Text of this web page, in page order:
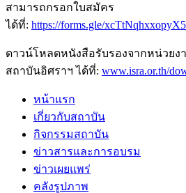
สามารถกรอกใบสมัคร
ได้ที่: https://forms.gle/
ดาวน์โหลดหนังสือรับรองจากหน่วยง
สถาบันอิศราฯ ได้ที่: www.isra.or.th/
หน้าแรก
เกี่ยวกับสถาบัน
กิจกรรมสถาบัน
ข่าวสารและการอบรม
ข่าวเผยแพร่
คลังรูปภาพ